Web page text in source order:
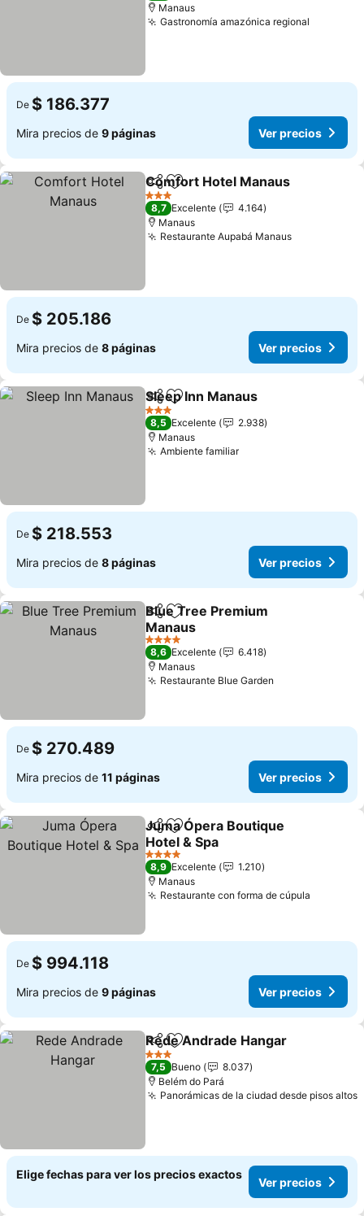
Manaus
Gastronomía amazónica regional
De $ 186.377
Mira precios de 9 páginas Ver precios
CompartirAgregar a favoritos
Comfort Hotel Manaus
3 Estrellas
8,7 Excelente
4.164
Manaus
Restaurante Aupabá Manaus
De $ 205.186
Mira precios de 8 páginas Ver precios
CompartirAgregar a favoritos
Sleep Inn Manaus
3 Estrellas
8,5 Excelente
2.938
Manaus
Ambiente familiar
De $ 218.553
Mira precios de 8 páginas Ver precios
CompartirAgregar a favoritos
Blue Tree Premium
Manaus
4 Estrellas
8,6 Excelente
6.418
Manaus
Restaurante Blue Garden
De $ 270.489
Mira precios de 11 páginas Ver precios
CompartirAgregar a favoritos
Juma Ópera Boutique
Hotel & Spa
4 Estrellas
8,9 Excelente
1.210
Manaus
Restaurante con forma de cúpula
De $ 994.118
Mira precios de 9 páginas Ver precios
CompartirAgregar a favoritos
Rede Andrade Hangar
3 Estrellas
7,5 Bueno
8.037
Belém do Pará
Panorámicas de la ciudad desde pisos altos
Elige fechas para ver los precios exactos
Ver precios